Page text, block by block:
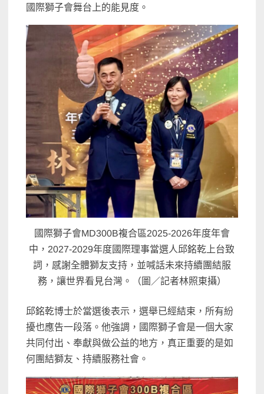
國際獅子會舞台上的能見度。
國際獅子會MD300B複合區2025-2026年度年會
中，2027-2029年度國際理事當選人邱銘乾上台致
詞，感謝全體獅友支持，並喊話未來持續團結服
務，讓世界看見台灣。（圖／記者林照東攝）
邱銘乾博士於當選後表示，選舉已經結束，所有紛
擾也應告一段落。他強調，國際獅子會是一個大家
共同付出、奉獻與做公益的地方，真正重要的是如
何團結獅友、持續服務社會。